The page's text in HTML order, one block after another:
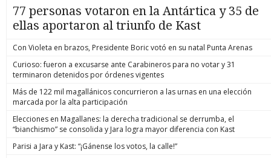
77 personas votaron en la Antártica y 35 de
ellas aportaron al triunfo de Kast
Con Violeta en brazos, Presidente Boric votó en su natal Punta Arenas
Curioso: fueron a excusarse ante Carabineros para no votar y 31
terminaron detenidos por órdenes vigentes
Más de 122 mil magallánicos concurrieron a las urnas en una elección
marcada por la alta participación
Elecciones en Magallanes: la derecha tradicional se derrumba, el
“bianchismo” se consolida y Jara logra mayor diferencia con Kast
Parisi a Jara y Kast: “¡Gánense los votos, la calle!”